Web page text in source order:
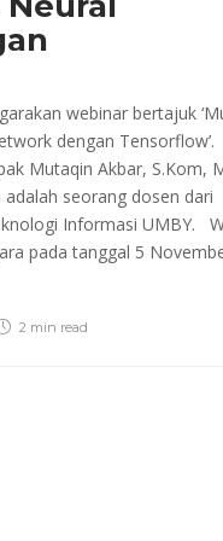
webinar bertajuk
dengan Tensorflow’.
Mutaqin Akbar, S.Kom,
adalah seorang dosen dari
Informasi UMBY.
pada tanggal 5
2 min read